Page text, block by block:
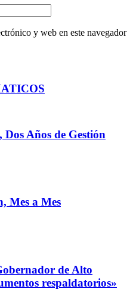
y web en este navegador
Años de Gestión
Mes a Mes
de Alto
respaldatorios»